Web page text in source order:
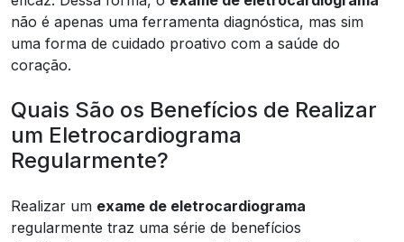
não é apenas uma ferramenta diagnóstica, mas sim
uma forma de cuidado proativo com a saúde do
coração.
Quais São os Benefícios de Realizar
um Eletrocardiograma
Regularmente?
Realizar um exame de eletrocardiograma
regularmente traz uma série de benefícios